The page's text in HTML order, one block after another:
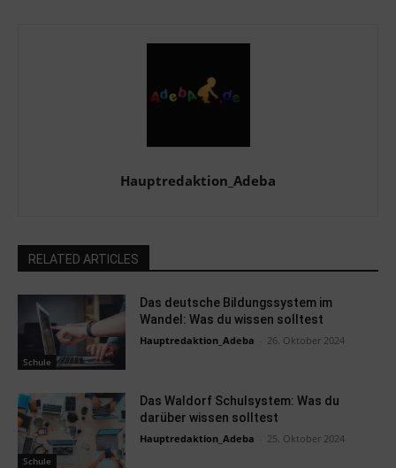
Hauptredaktion_Adeba
RELATED ARTICLES
Schule
Das deutsche Bildungssystem im
Wandel: Was du wissen solltest
Hauptredaktion_Adeba 26. Oktober 2024
Schule
Das Waldorf Schulsystem: Was du
darüber wissen solltest
Hauptredaktion_Adeba 25. Oktober 2024